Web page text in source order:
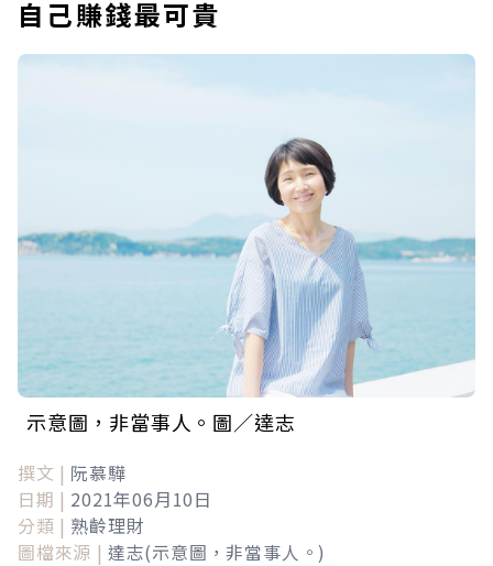
自己賺錢最可貴
示意圖，非當事人。圖／達志
撰文 | 阮慕驊
日期 | 2021年06月10日
分類 | 熟齡理財
圖檔來源 | 達志(示意圖，非當事人。)